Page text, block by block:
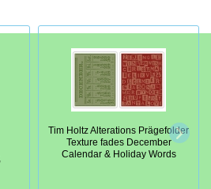
Tim Holtz Alterations Prägefolder
Texture fades December
Calendar & Holiday Words